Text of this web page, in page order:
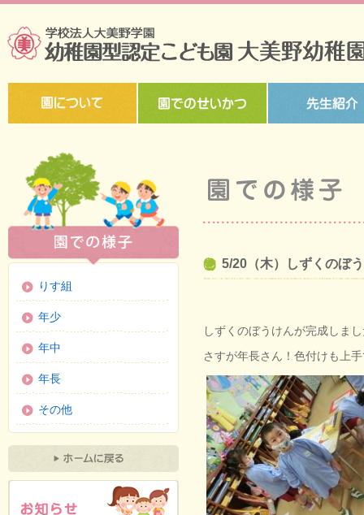
5/20（木）しずくのぼ
しずくのぼうけんが完成しま
さすが年長さん！色付けも上
りす組
年少
年中
年長
その他